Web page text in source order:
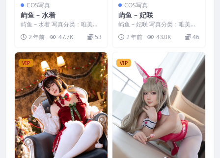
COS写真
屿鱼 – 水着
屿鱼 – 水着 写真分类：唯美，
参与模特：屿鱼 [资源大小]：
[81P／96MB...
2 年前 47.7K 53
COS写真
屿鱼 – 妃咲
屿鱼 – 妃咲 写真分类：唯美，
参与模特：屿鱼 [资源大小]：
[47P／105M...
2 年前 43.0K 46
VIP VIP